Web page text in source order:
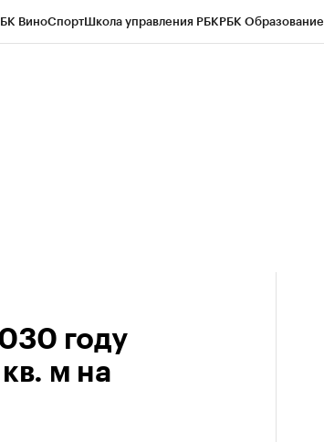
ВиноСпортШкола управления РБКРБК Образование
году
м на